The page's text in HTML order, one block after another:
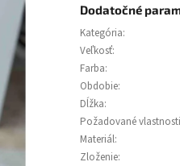
Dodatočné
Kategória:
Veľkosť:
Farba:
Obdobie:
Dĺžka:
Požadované vlastnosti
Materiál:
Zloženie: